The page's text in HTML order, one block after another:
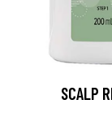
SCALP